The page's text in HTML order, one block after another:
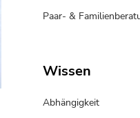
Paar- &
Wissen
Abhängigkeit